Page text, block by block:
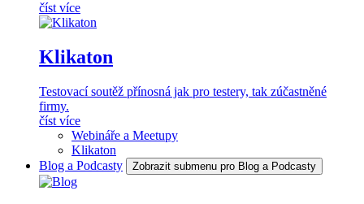
číst více
Klikaton
Testovací soutěž přínosná jak pro testery, tak zúčastněné
firmy.
číst více
Webináře a Meetupy
Klikaton
Blog a Podcasty
Zobrazit submenu pro Blog a Podcasty